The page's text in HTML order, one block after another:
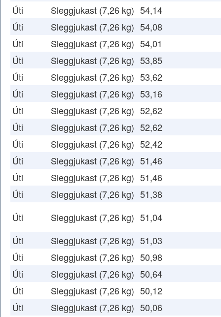
Úti
Sleggjukast (7,26 kg) 54,14
Úti
Sleggjukast (7,26 kg) 54,08
Úti
Sleggjukast (7,26 kg) 54,01
Úti
Sleggjukast (7,26 kg) 53,85
Úti
Sleggjukast (7,26 kg) 53,62
Úti
Sleggjukast (7,26 kg) 53,16
Úti
Sleggjukast (7,26 kg) 52,62
Úti
Sleggjukast (7,26 kg) 52,62
Úti
Sleggjukast (7,26 kg) 52,42
Úti
Sleggjukast (7,26 kg) 51,46
Úti
Sleggjukast (7,26 kg) 51,46
Úti
Sleggjukast (7,26 kg) 51,38
Úti
Sleggjukast (7,26 kg) 51,04
Úti
Sleggjukast (7,26 kg) 51,03
Úti
Sleggjukast (7,26 kg) 50,98
Úti
Sleggjukast (7,26 kg) 50,64
Úti
Sleggjukast (7,26 kg) 50,12
Úti
Sleggjukast (7,26 kg) 50,06